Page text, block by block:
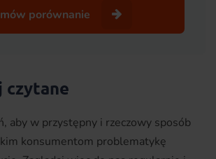
porównanie
czytane
aby w przystępny i rzeczowy sposób
konsumentom problematykę